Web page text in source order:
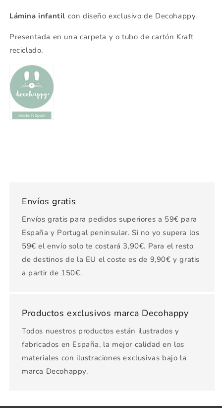
Lámina infantil con diseño exclusivo de Decohappy.
Presentada en una carpeta y o tubo de cartón Kraft
reciclado.
Envíos gratis
Envíos gratis para pedidos superiores a 59€ para
España y Portugal peninsular. Si no yo supera los
59€ el envío solo te costará 3,90€. Para el resto
de destinos de la EU el coste es de 9,90€ y gratis
a partir de 150€.
Productos exclusivos marca Decohappy
Todos nuestros productos están ilustrados y
fabricados en España, la mejor calidad en los
materiales con ilustraciones exclusivas bajo la
marca Decohappy.